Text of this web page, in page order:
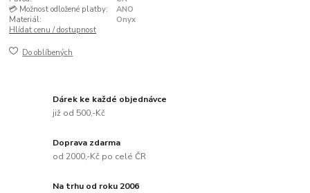
💳 Možnost odložené platby:
ANO
Materiál:
Onyx
Hlídat cenu / dostupnost
Do oblíbených
Dárek ke každé objednávce
již od 500,-Kč
Doprava zdarma
od 2000,-Kč po celé ČR
Na trhu od roku 2006